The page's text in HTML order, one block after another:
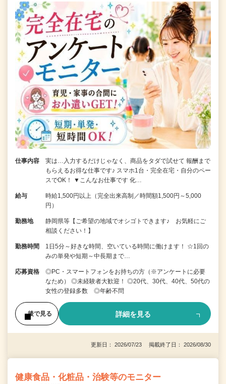
仕事内容
実は…入力するだけじゃなく、商品をタダで試せて 報酬まで
もらえるお得な仕事です♪ スマホ1台・完全在宅・自分のペー
スでOK！ ▼こんなお仕事です 化…
給与
時給1,500円以上（完全出来高制／時間額1,500円～5,000
円）
勤務地
静岡県等【ご希望の地域でオシゴトできます♪ お気軽にご
相談ください！】
勤務時間
1日5分～好きな時間、空いている時間に働けます！ ☆1回の
みの単発や短期～中長期まで…
応募資格
◎PC・スマートフォンをお持ちの方（※アンケートに必要
なため） ◎未経験者大歓迎！ ◎20代、30代、40代、50代の
女性の登録多数 ◎年齢不問
後で見る 詳細を見る
更新日： 2026/07/23 掲載終了日： 2026/08/30
健康食品・化粧品・治験等のモニター